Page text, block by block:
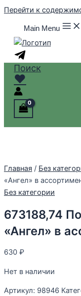
Перейти к
Main Menu
Поиск
♥
Главная / Без
«Ангел» в
Без категории
673188,74
«Ангел» в
630 ₽
Нет в наличии
Артикул: 98946